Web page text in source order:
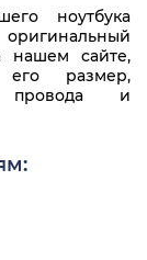
ноутбука
нашем сайте,
размер,
провода и